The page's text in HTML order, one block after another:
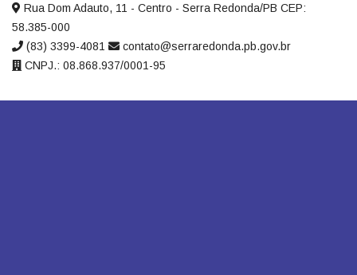
Rua Dom Adauto, 11 - Centro - Serra Redonda/PB CEP:
58.385-000
(83) 3399-4081
contato@serraredonda.pb.gov.br
CNPJ.: 08.868.937/0001-95